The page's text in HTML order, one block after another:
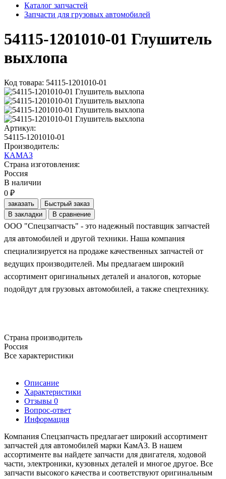
Каталог запчастей
Запчасти для грузовых автомобилей
54115-1201010-01 Глушитель
выхлопа
Код товара: 54115-1201010-01
Артикул:
54115-1201010-01
Производитель:
КАМАЗ
Страна изготовления:
Россия
В наличии
0 ₽
заказать
Быстрый заказ
В закладки
В сравнение
ООО "Спецзапчасть" - это надежный поставщик запчастей
для автомобилей и другой техники. Наша компания
специализируется на продаже качественных запчастей от
ведущих производителей. Мы предлагаем широкий
ассортимент оригинальных деталей и аналогов, которые
подойдут для грузовых автомобилей, а также спецтехнику.
Страна производитель
Россия
Все характеристики
Описание
Характеристики
Отзывы 0
Вопрос-ответ
Информация
Компания Спецзапчасть предлагает широкий ассортимент
запчастей для автомобилей марки КамАЗ. В нашем
ассортименте вы найдете запчасти для двигателя, ходовой
части, электроники, кузовных деталей и многое другое. Все
запчасти высокого качества и соответствуют оригинальным